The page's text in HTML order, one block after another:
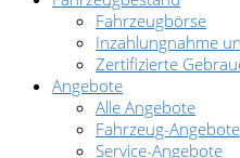
Fahrzeugbörse
Inzahlungnahme
Zertifizierte
Angebote
Alle Angebote
Fahrzeug-Angebote
Service-Angebote